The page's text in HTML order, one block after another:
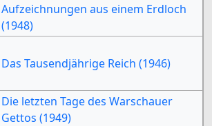
Aufzeichnungen aus einem Erdloch
(1948)
Das Tausendjährige Reich (1946)
Die letzten Tage des Warschauer
Gettos (1949)